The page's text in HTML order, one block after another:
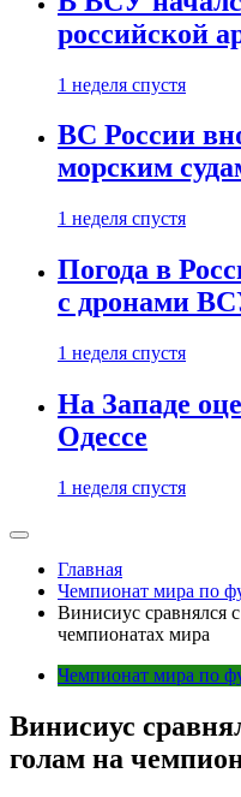
российской
1 неделя спустя
ВС России
морским
1 неделя спустя
Погода в
с дронами
1 неделя спустя
На Западе
Одессе
1 неделя спустя
Главная
Чемпионат мира по
Винисиус сравнялся
чемпионатах мира
Чемпионат мира по
Винисиус
голам на